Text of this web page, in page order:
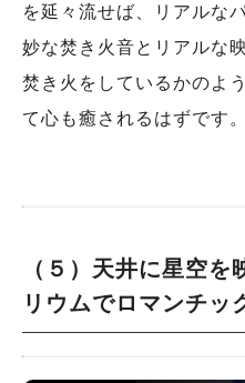
を延々流せば、リアルな
妙な焚き火音とリアルな
焚き火をしているかのよ
て心も癒されるはずです。
（５）天井に星空
リウムでロマンチッ